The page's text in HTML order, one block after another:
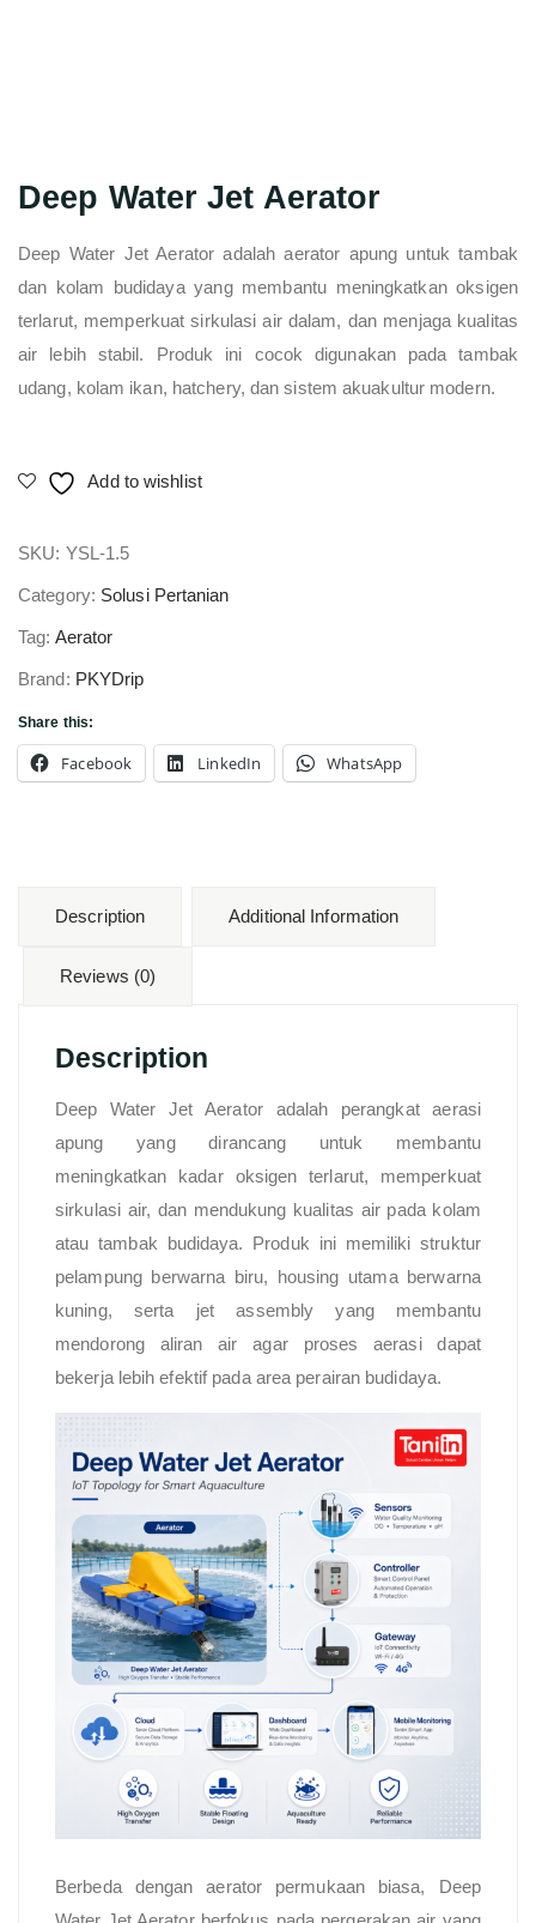
Deep Water Jet Aerator
Deep Water Jet Aerator adalah aerator apung untuk tambak
dan kolam budidaya yang membantu meningkatkan oksigen
terlarut, memperkuat sirkulasi air dalam, dan menjaga kualitas
air lebih stabil. Produk ini cocok digunakan pada tambak
udang, kolam ikan, hatchery, dan sistem akuakultur modern.
Add to wishlist
SKU: YSL-1.5
Category: Solusi Pertanian
Tag: Aerator
Brand: PKYDrip
Share this:
Facebook LinkedIn WhatsApp
Description Additional Information
Reviews (0)
Description
Deep Water Jet Aerator adalah perangkat aerasi
apung yang dirancang untuk membantu
meningkatkan kadar oksigen terlarut, memperkuat
sirkulasi air, dan mendukung kualitas air pada kolam
atau tambak budidaya. Produk ini memiliki struktur
pelampung berwarna biru, housing utama berwarna
kuning, serta jet assembly yang membantu
mendorong aliran air agar proses aerasi dapat
bekerja lebih efektif pada area perairan budidaya.
Berbeda dengan aerator permukaan biasa, Deep